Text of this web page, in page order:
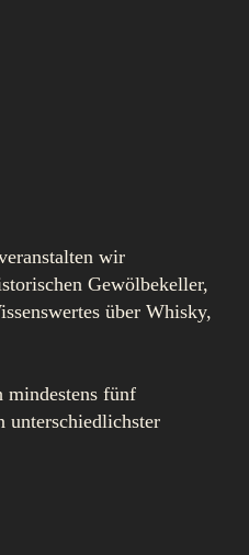
wir
Gewölbekeller,
über Whisky,
mindestens fünf
unterschiedlichster